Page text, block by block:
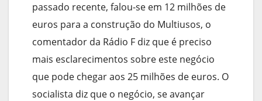
passado recente, falou-se em 12 milhões de
euros para a construção do Multiusos, o
comentador da Rádio F diz que é preciso
mais esclarecimentos sobre este negócio
que pode chegar aos 25 milhões de euros. O
socialista diz que o negócio, se avançar